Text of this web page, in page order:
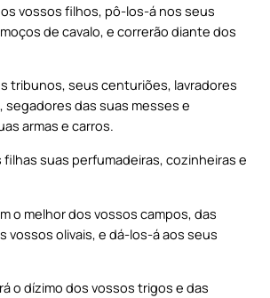
vossos filhos, pô-los-á nos seus
de cavalo, e correrão diante dos
tribunos, seus centuriões, lavradores
segadores das suas messes e
armas e carros.
filhas suas perfumadeiras, cozinheiras e
o melhor dos vossos campos, das
vossos olivais, e dá-los-á aos seus
o dízimo dos vossos trigos e das